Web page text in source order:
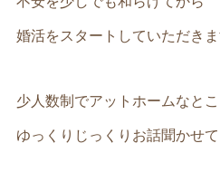
婚活をスタートしていただきま
少人数制でアットホームなと
ゆっくりじっくりお話聞かせ